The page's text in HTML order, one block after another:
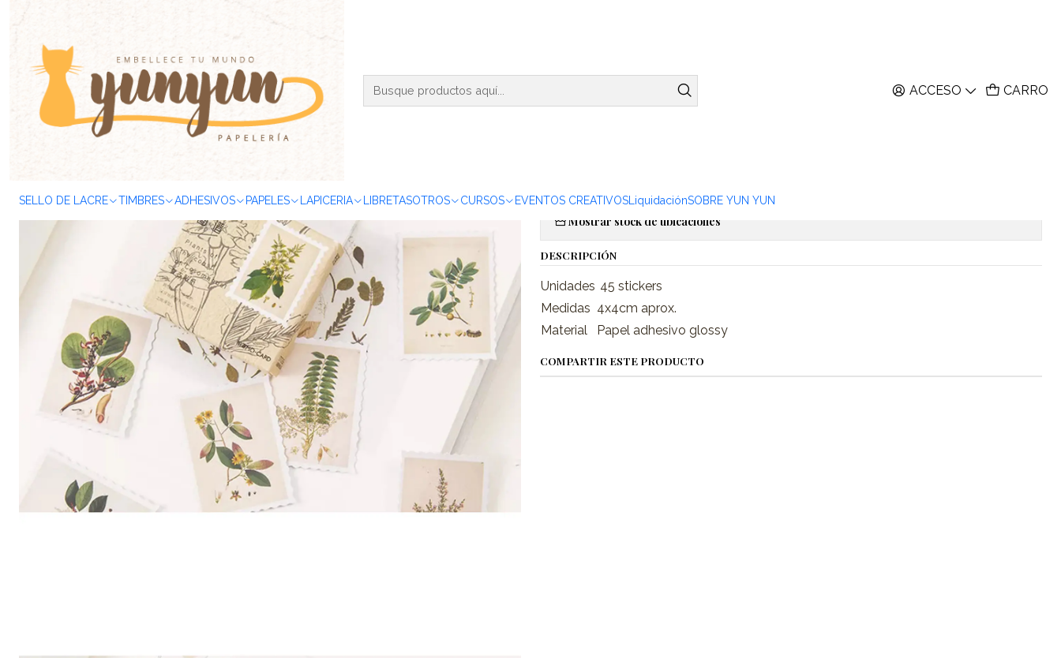
ACCESO CARRO
SELLO DE LACRE TIMBRES ADHESIVOS PAPELES LAPICERIA LIBRETASOTROS CURSOS EVENTOS CREATIVOS LiquidaciónSOBRE YUN YUN
Caja Stickers Estampillas
Mostrar stock de ubicaciones
DESCRIPCIÓN
Unidades 45 stickers
Medidas 4x4cm aprox.
Material
Papel adhesivo glossy
COMPARTIR ESTE PRODUCTO